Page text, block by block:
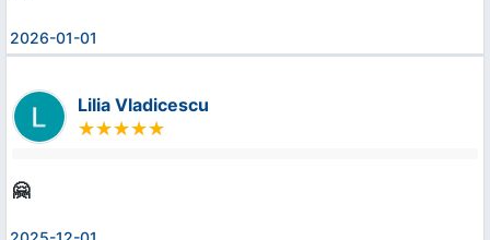
2026-01-01
Lilia Vladicescu
🤗